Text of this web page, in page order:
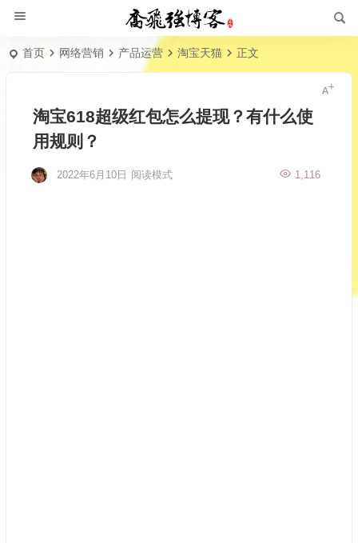
首页 网络营销 产品运营 淘宝天猫 正文
淘宝618超级红包怎么提现？有什么使
用规则？
2022年6月10日 1,116
阅读模式